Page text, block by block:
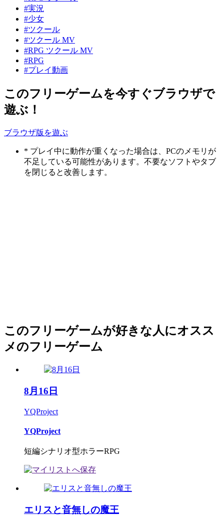
#実況
#少女
#ツクール
#ツクール MV
#RPG ツクール MV
#RPG
#プレイ動画
このフリーゲームを今すぐブラウザで
遊ぶ！
ブラウザ版を遊ぶ
* プレイ中に動作が重くなった場合は、PCのメモリが
不足している可能性があります。不要なソフトやタブ
を閉じると改善します。
このフリーゲームが好きな人にオスス
メのフリーゲーム
8月16日
YQProject
YQProject
短編シナリオ型ホラーRPG
エリスと音無しの魔王